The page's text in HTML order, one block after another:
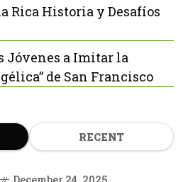
Rica Historia y Desafíos
Jóvenes a Imitar la
de San Francisco
RECENT